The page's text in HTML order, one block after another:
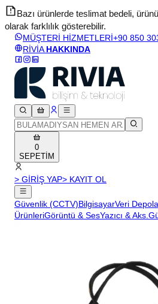
Bazı ürünlerde teslimat bedeli,
olarak farklılık gösterebilir.
MÜŞTERİ HİZMETLERİ+90 850
RİVİA HAKKINDA
0
SEPETİM
> GİRİŞ YAP> KAYIT OL
Güvenlik (CCTV)BilgisayarVeri
ÜrünleriGörüntü & SesYazıcı & Aks.